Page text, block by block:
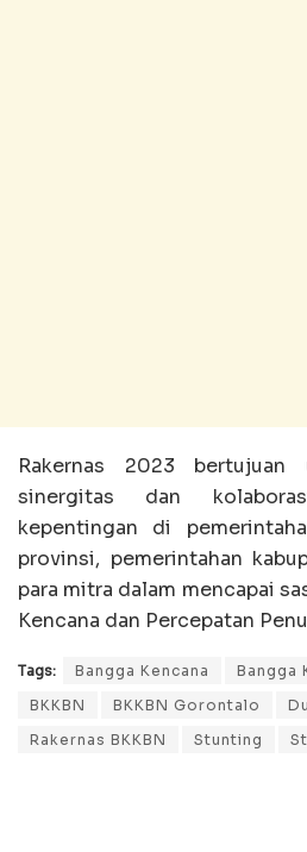
Rakernas 2023 bertujuan
sinergitas dan
kepentingan di
provinsi, pemerintahan
para mitra dalam mencapai
Kencana dan Percepatan
Tags: Bangga Kencana
Bangga
BKKBN
BKKBN Gorontalo
Rakernas BKKBN
Stunting